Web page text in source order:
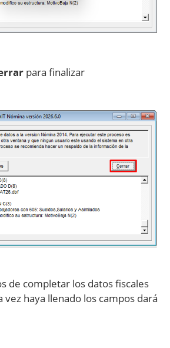
para finalizar
de completar los datos fiscales
vez haya llenado los campos dará